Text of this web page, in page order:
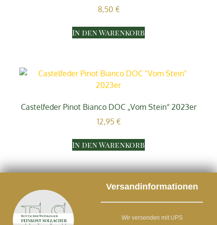
8,50 €
In den Warenkorb
Castelfeder Pinot Bianco DOC „Vom Stein“ 2023er
12,95 €
In den Warenkorb
Versandinformationen
Wir versenden mit UPS